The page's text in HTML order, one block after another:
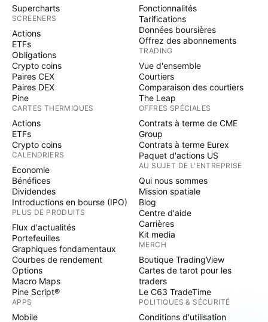
Supercharts
SCREENERS
Actions
ETFs
Obligations
Crypto coins
Paires CEX
Paires DEX
Pine
CARTES THERMIQUES
Actions
ETFs
Crypto coins
CALENDRIERS
Economie
Bénéfices
Dividendes
Introductions en bourse (IPO)
PLUS DE PRODUITS
Flux d'actualités
Portefeuilles
Graphiques fondamentaux
Courbes de rendement
Options
Macro Maps
Pine Script®
APPS
Mobile
Fonctionnalités
Tarifications
Données boursières
Offrez des abonnements
TRADING
Vue d'ensemble
Courtiers
Comparaison des courtiers
The Leap
OFFRES SPÉCIALES
Contrats à terme de CME
Group
Contrats à terme Eurex
Paquet d'actions US
AU SUJET DE L'ENTREPRISE
Qui nous sommes
Mission spatiale
Blog
Centre d'aide
Carrières
Kit media
MERCH
Boutique TradingView
Cartes de tarot pour les
traders
Le C63 TradeTime
POLITIQUES & SÉCURITÉ
Conditions d'utilisation